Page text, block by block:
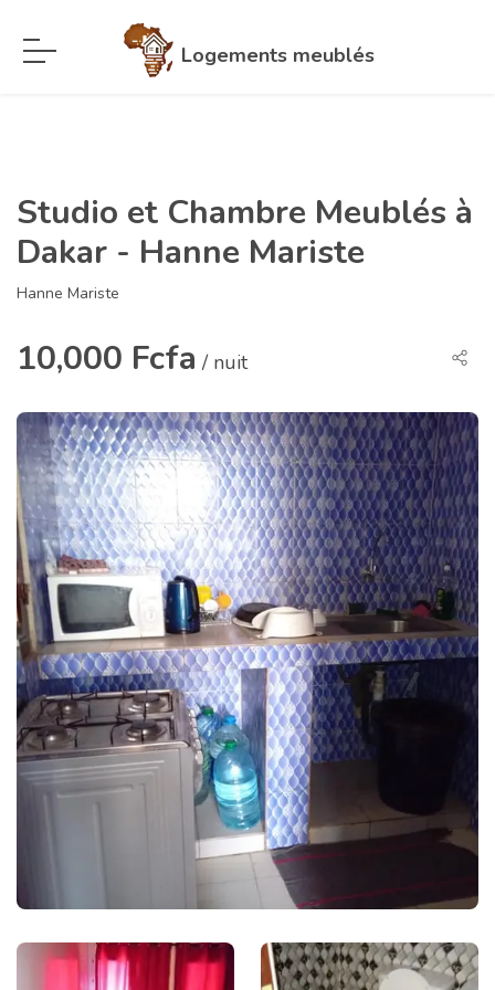
Logements meublés
Studio et Chambre Meublés à
Dakar - Hanne Mariste
Hanne Mariste
10,000 Fcfa / nuit